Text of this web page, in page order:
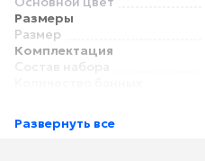
Размеры
Размер
Комплектация
Состав набора
полотенца
Развернуть все